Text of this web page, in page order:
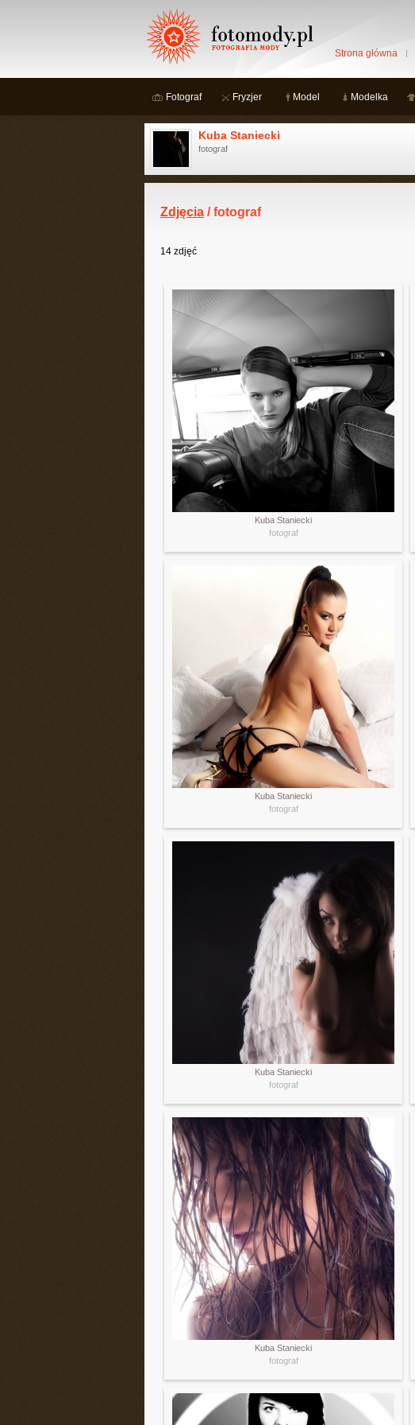
Strona główna
Fotograf Fryzjer Model Modelka
Kuba Staniecki
fotograf
Zdjęcia / fotograf
14 zdjęć
Kuba Staniecki
fotograf
Kuba Staniecki
fotograf
Kuba Staniecki
fotograf
Kuba Staniecki
fotograf